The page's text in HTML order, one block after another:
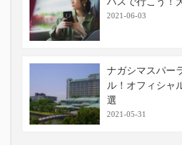
2021-06-03
ナガシマスパー
ル！オフィシャ
選
2021-05-31